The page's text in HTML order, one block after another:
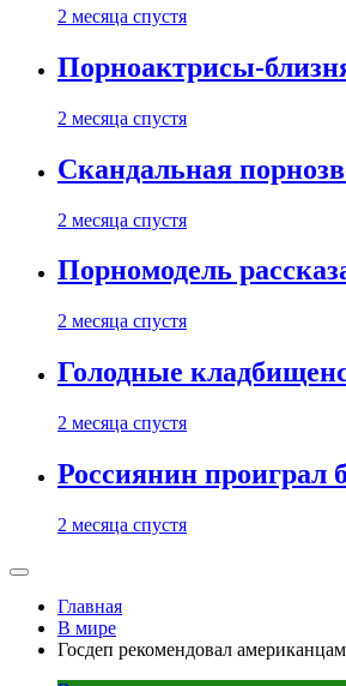
2 месяца спустя
Порноактрисы-
2 месяца спустя
Скандальная
2 месяца спустя
Порномодель
2 месяца спустя
Голодные
2 месяца спустя
Россиянин проиграл
2 месяца спустя
Главная
В мире
Госдеп рекомендовал